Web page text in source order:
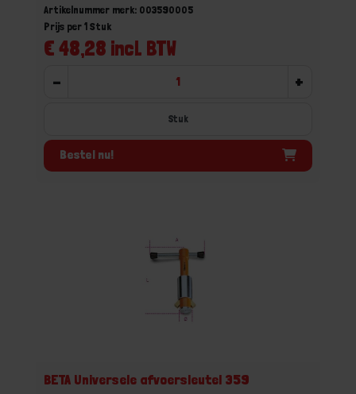
Artikelnummer merk: 003590005
€ 48,28 incl. BTW
Prijs per 1 Stuk
- +
Stuk
Bestel nu!
BETA Universele afvoersleutel 359